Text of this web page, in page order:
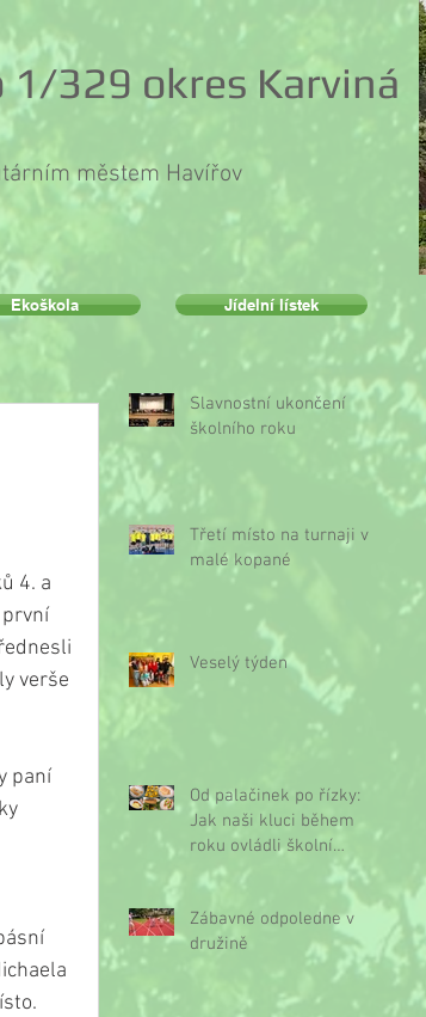
329 okres Karviná
městem Havířov
4. a
verše
paní
Slavnostní ukončení
školního roku
Třetí místo na turnaji v
malé kopané
Veselý týden
Od palačinek po řízky:
Jak naši kluci během
roku ovládli školní
kuchyňku
Zábavné odpoledne v
družině
Ekoškola Jídelní lístek